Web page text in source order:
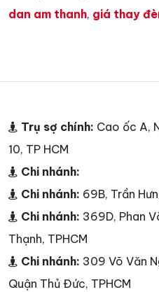
dan am thanh, giá thay
Trụ sợ chính: Cao ốc A,
10, TP HCM
Chi nhánh:
Chi nhánh: 69B, Trần
Chi nhánh: 369D, Phan
Thạnh, TPHCM
Chi nhánh: 309 Võ Văn
Quận Thủ Đức, TPHCM